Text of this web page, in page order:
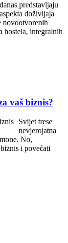
predstavljaju
doživljaja
novootvorenih
hostela, integralnih
vaš biznis?
Svijet trese
nevjerojatna
No,
i povećati